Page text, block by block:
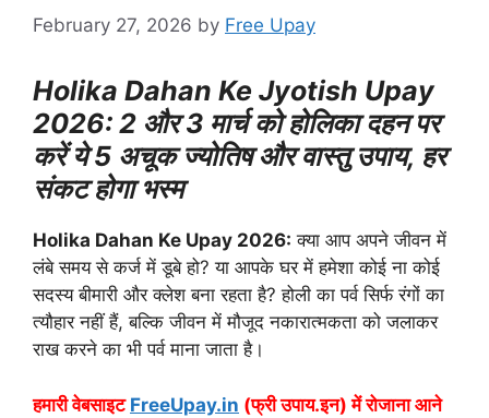
February 27, 2026 by Free Upay
Holika Dahan Ke Jyotish Upay
2026: 2 और 3 मार्च को होलिका दहन पर
करें ये 5 अचूक ज्योतिष और वास्तु उपाय, हर
संकट होगा भस्म
Holika Dahan Ke Upay 2026: क्या आप अपने जीवन में
लंबे समय से कर्ज में डूबे हो? या आपके घर में हमेशा कोई ना कोई
सदस्य बीमारी और क्लेश बना रहता है? होली का पर्व सिर्फ रंगों का
त्यौहार नहीं हैं, बल्कि जीवन में मौजूद नकारात्मकता को जलाकर
राख करने का भी पर्व माना जाता है।
हमारी वेबसाइट FreeUpay.in (फ्री उपाय.इन) में रोजाना आने